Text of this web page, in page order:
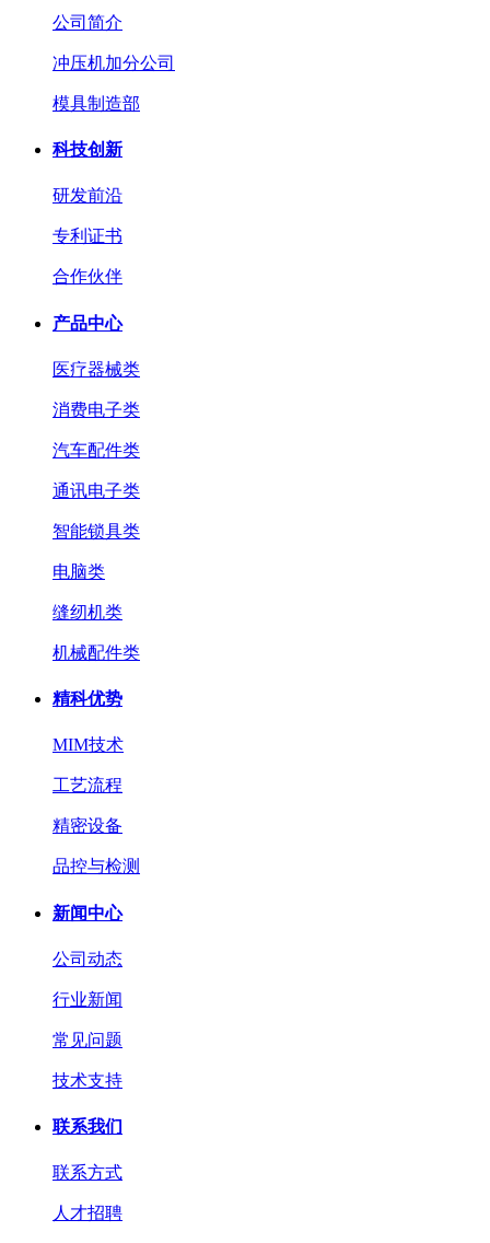
公司简介
冲压机加分公司
模具制造部
科技创新
研发前沿
专利证书
合作伙伴
产品中心
医疗器械类
消费电子类
汽车配件类
通讯电子类
智能锁具类
电脑类
缝纫机类
机械配件类
精科优势
MIM技术
工艺流程
精密设备
品控与检测
新闻中心
公司动态
行业新闻
常见问题
技术支持
联系我们
联系方式
人才招聘